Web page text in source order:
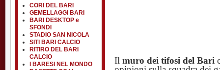
CORI DEL BARI
GEMELLAGGI BARI
BARI DESKTOP e
SFONDI
STADIO SAN NICOLA
SITI BARI CALCIO
RITIRO DEL BARI
CALCIO
I BARESI NEL MONDO
Il muro dei tifosi del Bari